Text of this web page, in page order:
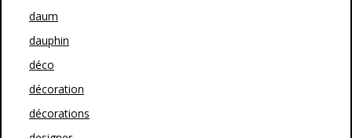
daum
dauphin
déco
décoration
décorations